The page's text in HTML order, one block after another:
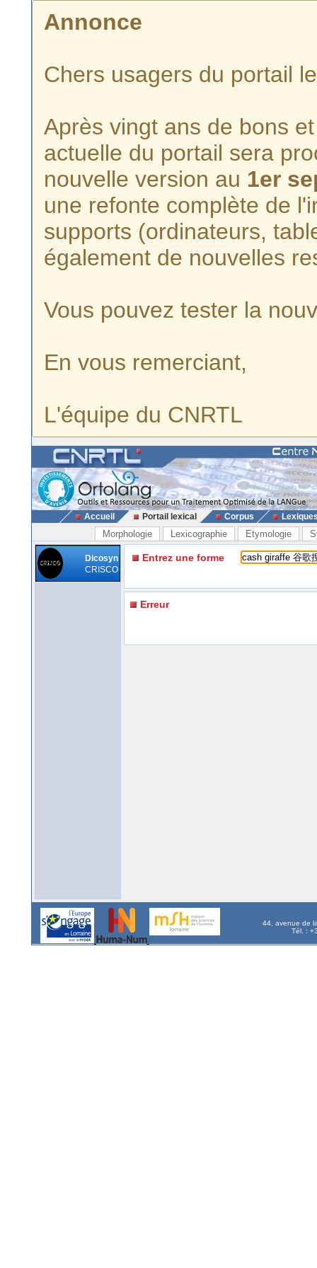
Annonce
Chers usagers du portail
Après vingt ans de bons
actuelle du portail sera
nouvelle version au 1er
une refonte complète de
supports (ordinateurs,
également de nouvelles
Vous pouvez tester la
En vous remerciant,
L'équipe du CNRTL
Accueil Portail lexical Corpus
Morphologie Lexicographie Etymologie
Dicosyn
CRISCO
Entrez une forme
Erreur
44, avenue de
Tél. :